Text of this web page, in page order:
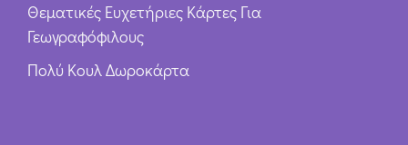
Θεματικές Ευχετήριες Κάρτες Για
Γεωγραφόφιλους
Πολύ Κουλ Δωροκάρτα